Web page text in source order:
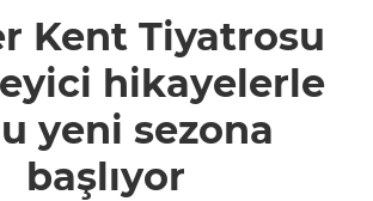
büyüleyici
hikayelerle
dolu yeni
sezona
Kent Tiyatrosu
hikayelerle
yeni sezona
başlıyor